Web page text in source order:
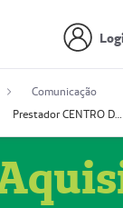
Comunicação
Prestador CENTRO DE ONCOLOGIA